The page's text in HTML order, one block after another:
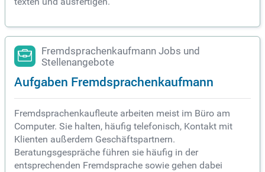
Fremdsprachenkaufmann Jobs und
Stellenangebote
Aufgaben Fremdsprachenkaufmann
Fremdsprachenkaufleute arbeiten meist im Büro am
Computer. Sie halten, häufig telefonisch, Kontakt mit
Klienten außerdem Geschäftspartnern.
Beratungsgespräche führen sie häufig in der
entsprechenden Fremdsprache sowie gehen dabei